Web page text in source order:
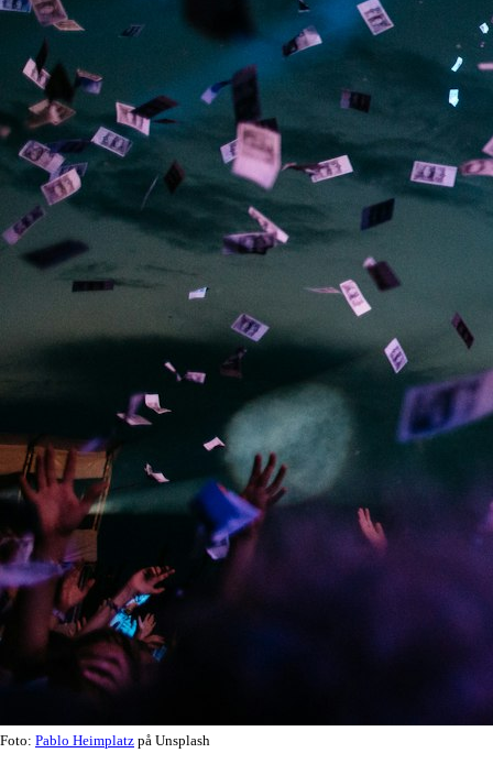
Foto: Pablo Heimplatz på Unsplash